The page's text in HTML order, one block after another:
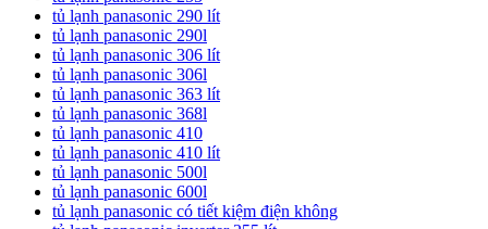
tủ lạnh panasonic 290 lít
tủ lạnh panasonic 290l
tủ lạnh panasonic 306 lít
tủ lạnh panasonic 306l
tủ lạnh panasonic 363 lít
tủ lạnh panasonic 368l
tủ lạnh panasonic 410
tủ lạnh panasonic 410 lít
tủ lạnh panasonic 500l
tủ lạnh panasonic 600l
tủ lạnh panasonic có tiết kiệm điện không